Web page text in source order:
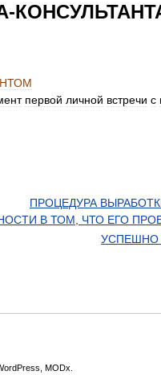
первой личной встречи с
ПРОЦЕДУРА
В ТОМ, ЧТО ЕГО
УСПЕШНО
MODx.